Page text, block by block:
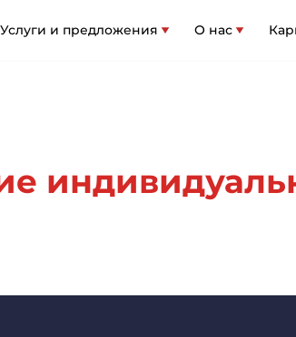
Услуги и предложения О нас